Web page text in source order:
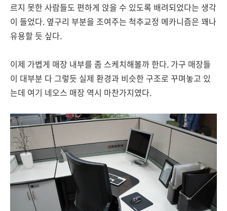
르지 못한 사람들도 편하게 앉을 수 있도록 배려되었다는 생각
이 들었다. 옆구리 부분을 조여주는 척추교정 메카니즘은 꽤나
유용할 듯 싶다.
이제 가볍게 매장 내부를 좀 스케치해볼까 한다. 가구 매장들
이 대부분 다 그렇듯 실제 환경과 비슷한 구조로 꾸며놓고 있
는데 여기 네오스 매장 역시 마찬가지였다.